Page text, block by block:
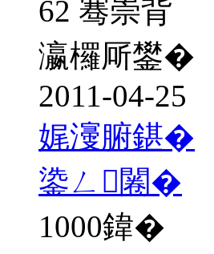
62 骞崇背
瀛欏厛鐢�
2011-04-25
娓濅腑鍖�
鍌ㄥ闂�
1000鍏�